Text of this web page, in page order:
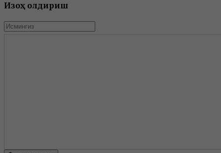
Изоҳ қолдириш